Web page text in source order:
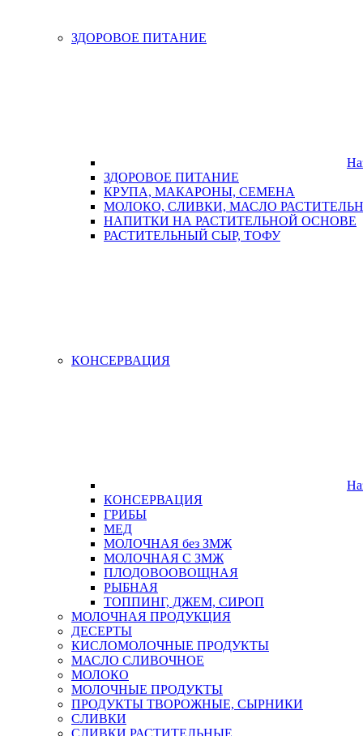
ЗДОРОВОЕ ПИТАНИЕ
ЗДОРОВОЕ ПИТАНИЕ
КРУПА, МАКАРОНЫ, СЕМЕНА
МОЛОКО, СЛИВКИ, МАСЛО
НАПИТКИ НА РАСТИТЕЛЬНОЙ ОСНОВЕ
РАСТИТЕЛЬНЫЙ СЫР, ТОФУ
КОНСЕРВАЦИЯ
КОНСЕРВАЦИЯ
ГРИБЫ
МЕД
МОЛОЧНАЯ без ЗМЖ
МОЛОЧНАЯ С ЗМЖ
ПЛОДОВООВОЩНАЯ
РЫБНАЯ
ТОППИНГ, ДЖЕМ, СИРОП
МОЛОЧНАЯ ПРОДУКЦИЯ
ДЕСЕРТЫ
КИСЛОМОЛОЧНЫЕ ПРОДУКТЫ
МАСЛО СЛИВОЧНОЕ
МОЛОКО
МОЛОЧНЫЕ ПРОДУКТЫ
ПРОДУКТЫ ТВОРОЖНЫЕ, СЫРНИКИ
СЛИВКИ
СЛИВКИ РАСТИТЕЛЬНЫЕ